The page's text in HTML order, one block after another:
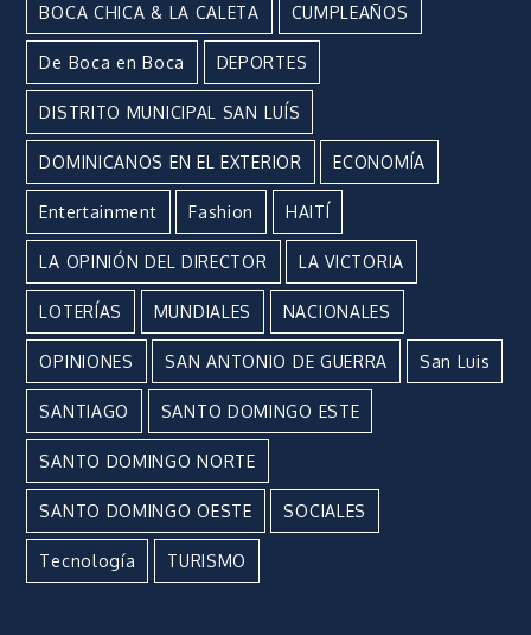
BOCA CHICA & LA CALETA CUMPLEAÑOS
De Boca en Boca DEPORTES
DISTRITO MUNICIPAL SAN LUÍS
DOMINICANOS EN EL EXTERIOR ECONOMÍA
Entertainment Fashion HAITÍ
LA OPINIÓN DEL DIRECTOR LA VICTORIA
LOTERÍAS MUNDIALES NACIONALES
OPINIONES SAN ANTONIO DE GUERRA San Luis
SANTIAGO SANTO DOMINGO ESTE
SANTO DOMINGO NORTE
SANTO DOMINGO OESTE SOCIALES
Tecnología TURISMO